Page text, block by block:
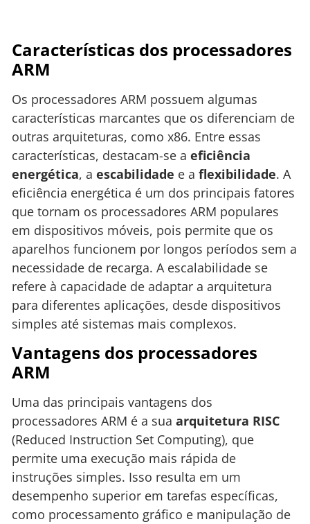
Características dos processadores
ARM
Os processadores ARM possuem algumas
características marcantes que os diferenciam de
outras arquiteturas, como x86. Entre essas
características, destacam-se a eficiência
energética, a escabilidade e a flexibilidade. A
eficiência energética é um dos principais fatores
que tornam os processadores ARM populares
em dispositivos móveis, pois permite que os
aparelhos funcionem por longos períodos sem a
necessidade de recarga. A escalabilidade se
refere à capacidade de adaptar a arquitetura
para diferentes aplicações, desde dispositivos
simples até sistemas mais complexos.
Vantagens dos processadores
ARM
Uma das principais vantagens dos
processadores ARM é a sua arquitetura RISC
(Reduced Instruction Set Computing), que
permite uma execução mais rápida de
instruções simples. Isso resulta em um
desempenho superior em tarefas específicas,
como processamento gráfico e manipulação de